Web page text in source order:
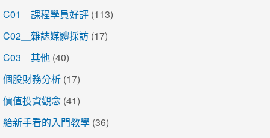
C01＿課程學員好評 (113)
C02＿雜誌媒體採訪 (17)
C03＿其他 (40)
個股財務分析 (17)
價值投資觀念 (41)
給新手看的入門教學 (36)